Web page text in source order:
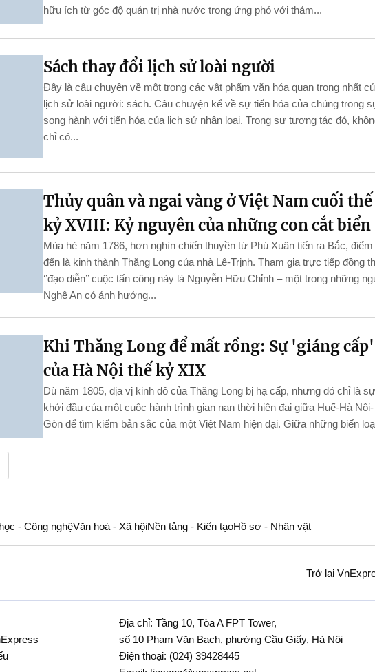
hữu ích từ góc độ quản trị nhà nước trong ứng phó với thảm...
Sách thay đổi lịch sử loài người
Đây là câu chuyện về một trong các vật phẩm văn hóa quan trọng nhất
lịch sử loài người: sách. Câu chuyện kể về sự tiến hóa của chúng trong
song hành với tiến hóa của lịch sử nhân loại. Trong sự tương tác đó,
chỉ có...
Thủy quân và ngai vàng ở Việt Nam cuối thế
kỷ XVIII: Kỷ nguyên của những con cắt biển
Mùa hè năm 1786, hơn nghìn chiến thuyền từ Phú Xuân tiến ra Bắc, điểm
đến là kinh thành Thăng Long của nhà Lê-Trịnh. Tham gia trực tiếp đồng
‘’đạo diễn’’ cuộc tấn công này là Nguyễn Hữu Chỉnh – một trong những
Nghệ An có ảnh hưởng...
Khi Thăng Long để mất rồng: Sự 'giáng cấp'
của Hà Nội thế kỷ XIX
Dù năm 1805, địa vị kinh đô của Thăng Long bị hạ cấp, nhưng đó chỉ là sự
khởi đầu của một cuộc hành trình gian nan thời hiện đại giữa Huế-Hà
Gòn để tìm kiếm bản sắc của một Việt Nam hiện đại. Giữa những biến
- Công nghệVăn hoá - Xã hộiNền tảng - Kiến tạoHồ sơ - Nhân vật
Trở lại
Địa chỉ: Tầng 10, Tòa A FPT Tower,
số 10 Phạm Văn Bạch, phường Cầu Giấy, Hà Nội
Điện thoại: (024) 39428445